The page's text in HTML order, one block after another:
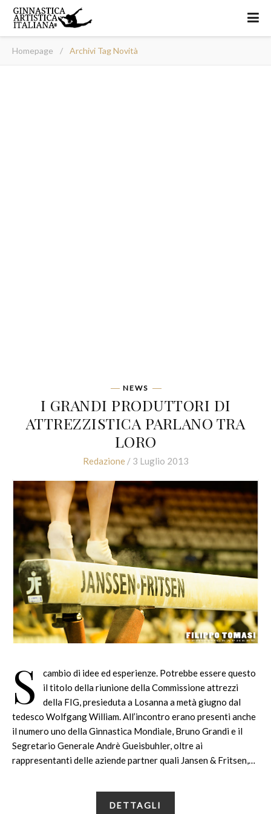
Homepage / Archivi Tag Novità
NEWS
I GRANDI PRODUTTORI DI
ATTREZZISTICA PARLANO TRA
LORO
Redazione/ 3 Luglio 2013
S
cambio di idee ed esperienze. Potrebbe essere questo
il titolo della riunione della Commissione attrezzi
della FIG, presieduta a Losanna a metà giugno dal
tedesco Wolfgang William. All’incontro erano presenti anche
il numero uno della Ginnastica Mondiale, Bruno Grandi e il
Segretario Generale Andrè Gueisbuhler, oltre ai
rappresentanti delle aziende partner quali Jansen & Fritsen,…
DETTAGLI